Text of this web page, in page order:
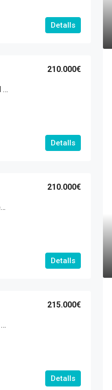
Detalls
MI AC 10909 Apartament renovat amb terrassa al canal, 2 habitacions.
210.000€
Detalls
MI A 10948 – Preciós àtic en edifici segur a Empuriabrava
210.000€
Detalls
MI AC 10798 Preciós apartament amb vistes als canals orientació Sud
215.000€
Detalls